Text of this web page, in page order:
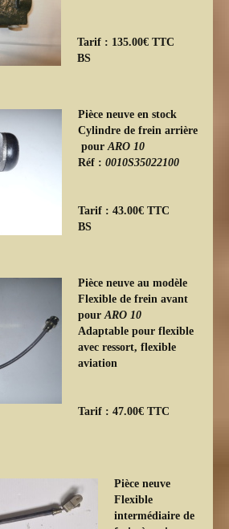
Tarif : 135.00€ TTC
BS
Pièce neuve en stock
Cylindre de frein arrière
pour ARO 10
Réf : 0010S35022100
Tarif : 43.00€ TTC
BS
Pièce neuve au modèle
Flexible de frein avant
pour ARO 10
Adaptable pour flexible
avec ressort, flexible
aviation
Tarif : 47.00€ TTC
Pièce neuve
Flexible
intermédiaire de